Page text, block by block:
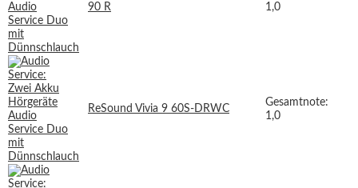
90 R
1,0
ReSound Vivia 9 60S-DRWC
Gesamtnote:
1,0